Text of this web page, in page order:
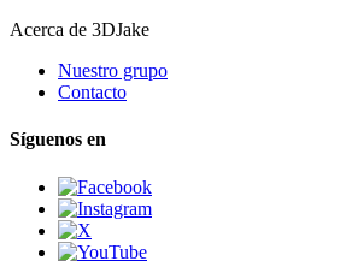
Acerca de 3DJake
Nuestro grupo
Contacto
Síguenos en